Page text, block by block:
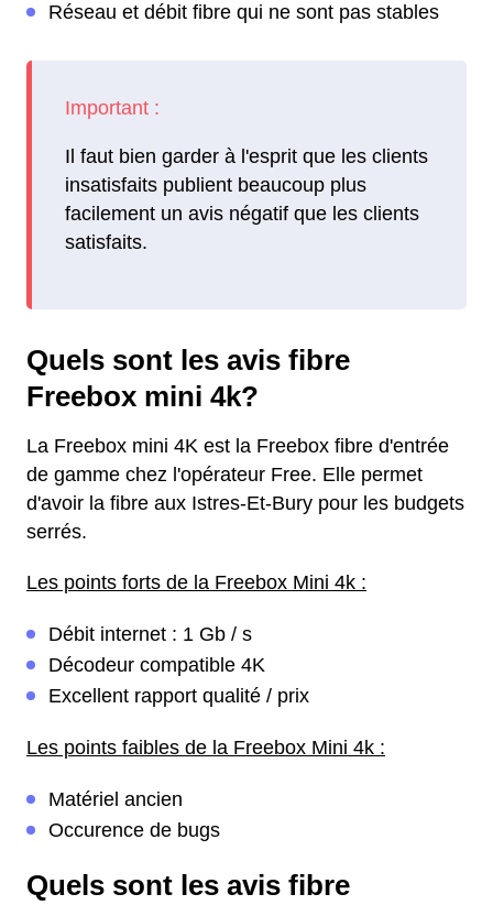
Réseau et débit fibre qui ne sont pas stables
Il faut bien garder à l'esprit que les clients
insatisfaits publient beaucoup plus
facilement un avis négatif que les clients
satisfaits.
Quels sont les avis fibre
Freebox mini 4k?
La Freebox mini 4K est la Freebox fibre d'entrée
de gamme chez l'opérateur Free. Elle permet
d'avoir la fibre aux Istres-Et-Bury pour les budgets
serrés.
Les points forts de la Freebox Mini 4k :
Débit internet : 1 Gb / s
Décodeur compatible 4K
Excellent rapport qualité / prix
Les points faibles de la Freebox Mini 4k :
Matériel ancien
Occurence de bugs
Quels sont les avis fibre